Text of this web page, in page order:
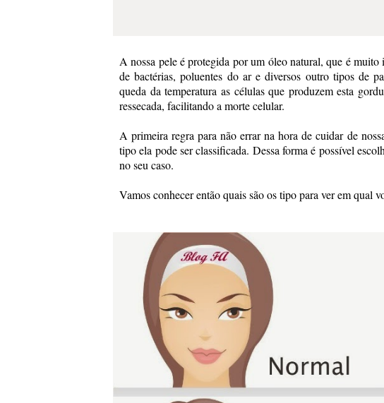
A nossa pele é protegida por um óleo natural, que é
de bactérias, poluentes do ar e diversos outro tipos de
queda da temperatura as células que produzem esta
ressecada, facilitando a morte celular.
A primeira regra para não errar na hora de cuidar de
tipo ela pode ser classificada. Dessa forma é possível
no seu caso.
Vamos conhecer então quais são os tipo para ver em qual